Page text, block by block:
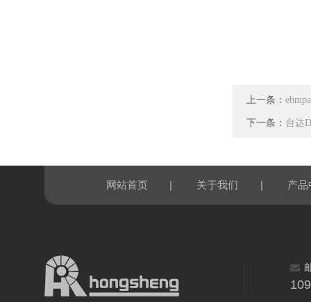
上一条：
下一条： 台达
网站首页 | 关于我们 | 产品